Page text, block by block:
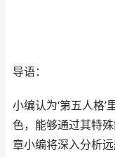
导语：
小编认为‘第五人格
色，能够通过其特
章小编将深入分析